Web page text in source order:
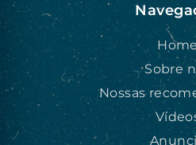
Home
Sobre
Nossas